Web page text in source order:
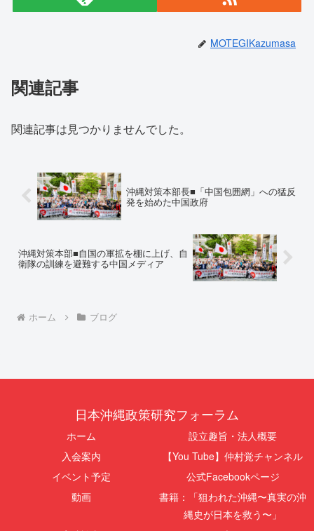
MOTEGIKazumasa
関連記事
関連記事は見つかりませんでした。
沖縄対策本部長■「中国包囲網」への猛反
発を始めた中国政府
沖縄対策本部■自国の軍拡を棚に上げ、自
衛隊の訓練を避難する中国メディア
ホーム ブログ
日本沖縄政策研究フォーラム
ホーム
設立趣旨・法人概要
入会案内
【You Tube】仲村覚チャンネル
イベント予定
公式Facebookページ
動画
書籍：「狙われた沖縄〜真実の沖
縄史が日本を救う〜」